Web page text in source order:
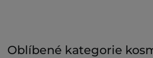
Oblíbené kategorie